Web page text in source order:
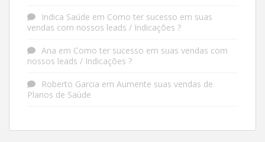
Indica Saúde em Como ter sucesso em suas
vendas com nossos leads / Indicações ?
Ana em Como ter sucesso em suas vendas com
nossos leads / Indicações ?
Roberto Garcia em Aumente suas vendas de
Planos de Saúde